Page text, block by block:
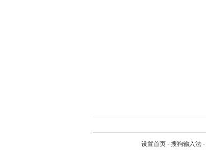
设置首页 - 搜狗输入法 -